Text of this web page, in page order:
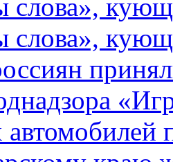
слова»,
слова»,
автомобилей